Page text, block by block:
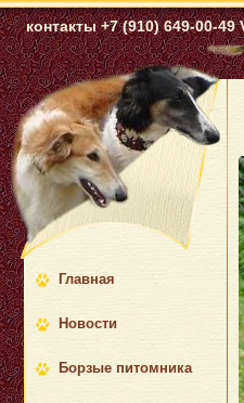
контакты +7 (910) 649-00-
Главная
Новости
Борзые питомника